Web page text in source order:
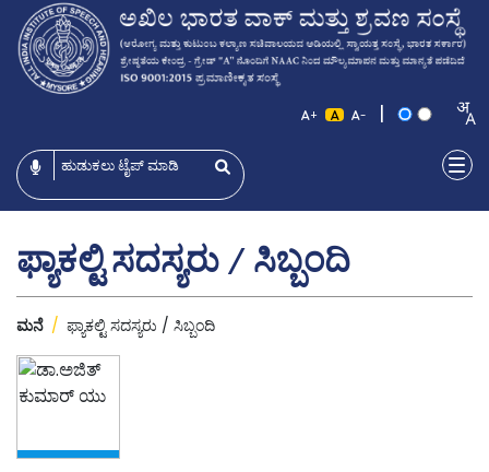
+ - |
ಫ್ಯಾಕಲ್ಟಿ ಸದಸ್ಯರು / ಸಿಬ್ಬಂದಿ
ಮನೆ / ಫ್ಯಾಕಲ್ಟಿ ಸದಸ್ಯರು / ಸಿಬ್ಬಂದಿ